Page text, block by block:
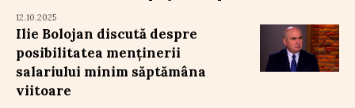
12.10.2025
Ilie Bolojan discută despre
posibilitatea menținerii
salariului minim săptămâna
viitoare